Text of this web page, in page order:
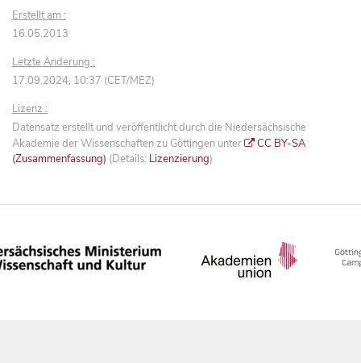
Erstellt am :
16.05.2013
Letzte Änderung :
17.09.2024, 10:37 (CET/MEZ)
Lizenz :
Datensatz erstellt und veröffentlicht durch die Niedersächsische
Akademie der Wissenschaften zu Göttingen unter
CC BY-SA
(Zusammenfassung) (Details: Lizenzierung)